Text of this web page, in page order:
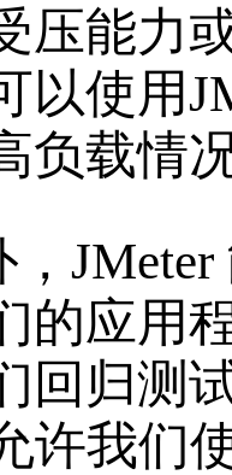
压能力
以使用
负载情
，
的应用
回归测
许我们